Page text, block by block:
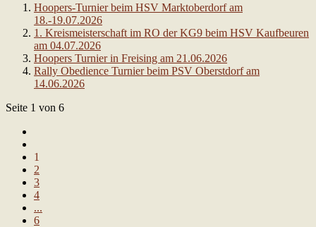
Hoopers-Turnier beim HSV Marktoberdorf am
18.-19.07.2026
1. Kreismeisterschaft im RO der KG9 beim HSV Kaufbeuren
am 04.07.2026
Hoopers Turnier in Freising am 21.06.2026
Rally Obedience Turnier beim PSV Oberstdorf am
14.06.2026
Seite 1 von 6
1
2
3
4
...
6